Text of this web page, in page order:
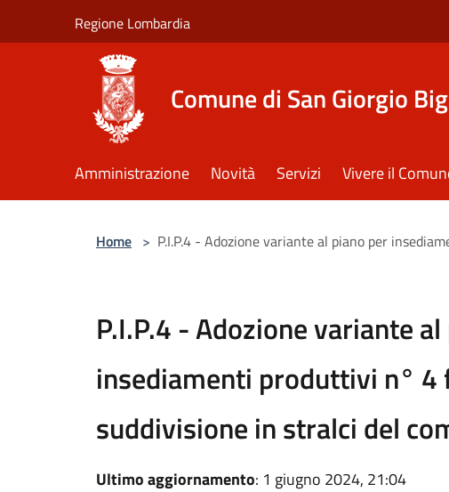
Regione Lombardia
Comune di San Giorgio
Amministrazione Novità Servizi Vivere il
Home > P.I.P.4 - Adozione variante al piano per
P.I.P.4 - Adozione variante
insediamenti produttivi n° 4
suddivisione in stralci del
Ultimo aggiornamento: 1 giugno 2024, 21:04